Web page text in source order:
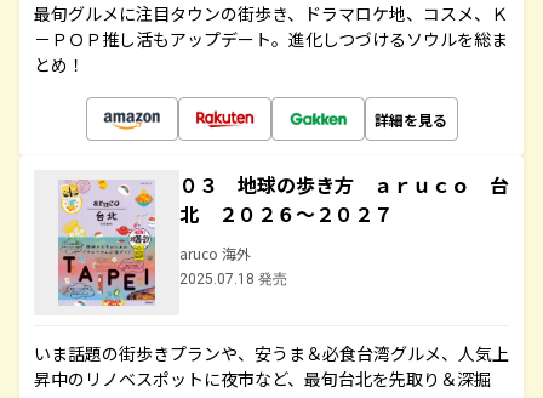
最旬グルメに注目タウンの街歩き、ドラマロケ地、コスメ、Ｋ
－ＰＯＰ推し活もアップデート。進化しつづけるソウルを総ま
とめ！
詳細を見る
０３ 地球の歩き方 ａｒｕｃｏ 台
北 ２０２６～２０２７
aruco 海外
2025.07.18 発売
いま話題の街歩きプランや、安うま＆必食台湾グルメ、人気上
昇中のリノベスポットに夜市など、最旬台北を先取り＆深掘